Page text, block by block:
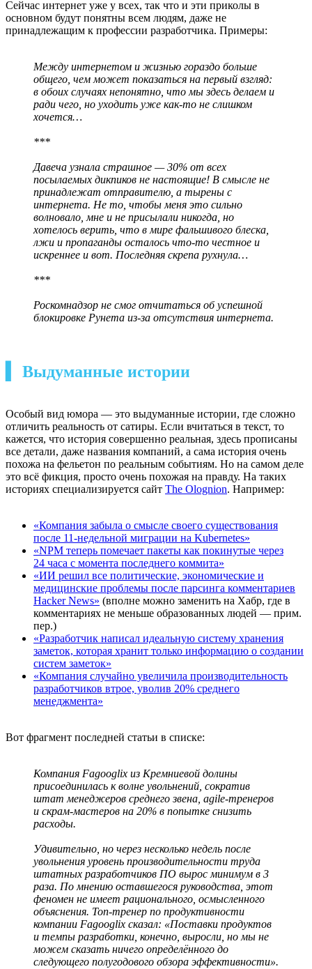
Сейчас интернет уже у всех, так что и эти приколы в
основном будут понятны всем людям, даже не
принадлежащим к профессии разработчика. Примеры:
Между интернетом и жизнью гораздо больше
общего, чем может показаться на первый взгляд:
в обоих случаях непонятно, что мы здесь делаем и
ради чего, но уходить уже как-то не слишком
хочется…
***
Давеча узнала страшное — 30% от всех
посылаемых дикпиков не настоящие! В смысле не
принадлежат отправителю, а тырены с
интернета. Не то, чтобы меня это сильно
волновало, мне и не присылали никогда, но
хотелось верить, что в мире фальшивого блеска,
лжи и пропаганды осталось что-то честное и
искреннее и вот. Последняя скрепа рухнула…
***
Роскомнадзор не смог отчитаться об успешной
блокировке Рунета из-за отсутствия интернета.
▍ Выдуманные истории
Особый вид юмора — это выдуманные истории, где сложно
отличить реальность от сатиры. Если вчитаться в текст, то
кажется, что история совершенно реальная, здесь прописаны
все детали, даже названия компаний, а сама история очень
похожа на фельетон по реальным событиям. Но на самом деле
это всё фикция, просто очень похожая на правду. На таких
историях специализируется сайт The Olognion. Например:
«Компания забыла о смысле своего существования
после 11-недельной миграции на Kubernetes»
«NPM теперь помечает пакеты как покинутые через
24 часа с момента последнего коммита»
«ИИ решил все политические, экономические и
медицинские проблемы после парсинга комментариев
Hacker News» (вполне можно заменить на Хабр, где в
комментариях не меньше образованных людей — прим.
пер.)
«Разработчик написал идеальную систему хранения
заметок, которая хранит только информацию о создании
систем заметок»
«Компания случайно увеличила производительность
разработчиков втрое, уволив 20% среднего
менеджмента»
Вот фрагмент последней статьи в списке:
Компания Fagooglix из Кремниевой долины
присоединилась к волне увольнений, сократив
штат менеджеров среднего звена, agile-тренеров
и скрам-мастеров на 20% в попытке снизить
расходы.
Удивительно, но через несколько недель после
увольнения уровень производительности труда
штатных разработчиков ПО вырос минимум в 3
раза. По мнению оставшегося руководства, этот
феномен не имеет рационального, осмысленного
объяснения. Топ-тренер по продуктивности
компании Fagooglix сказал: «Поставки продуктов
и темпы разработки, конечно, выросли, но мы не
можем сказать ничего определённого до
следующего полугодового обзора эффективности».